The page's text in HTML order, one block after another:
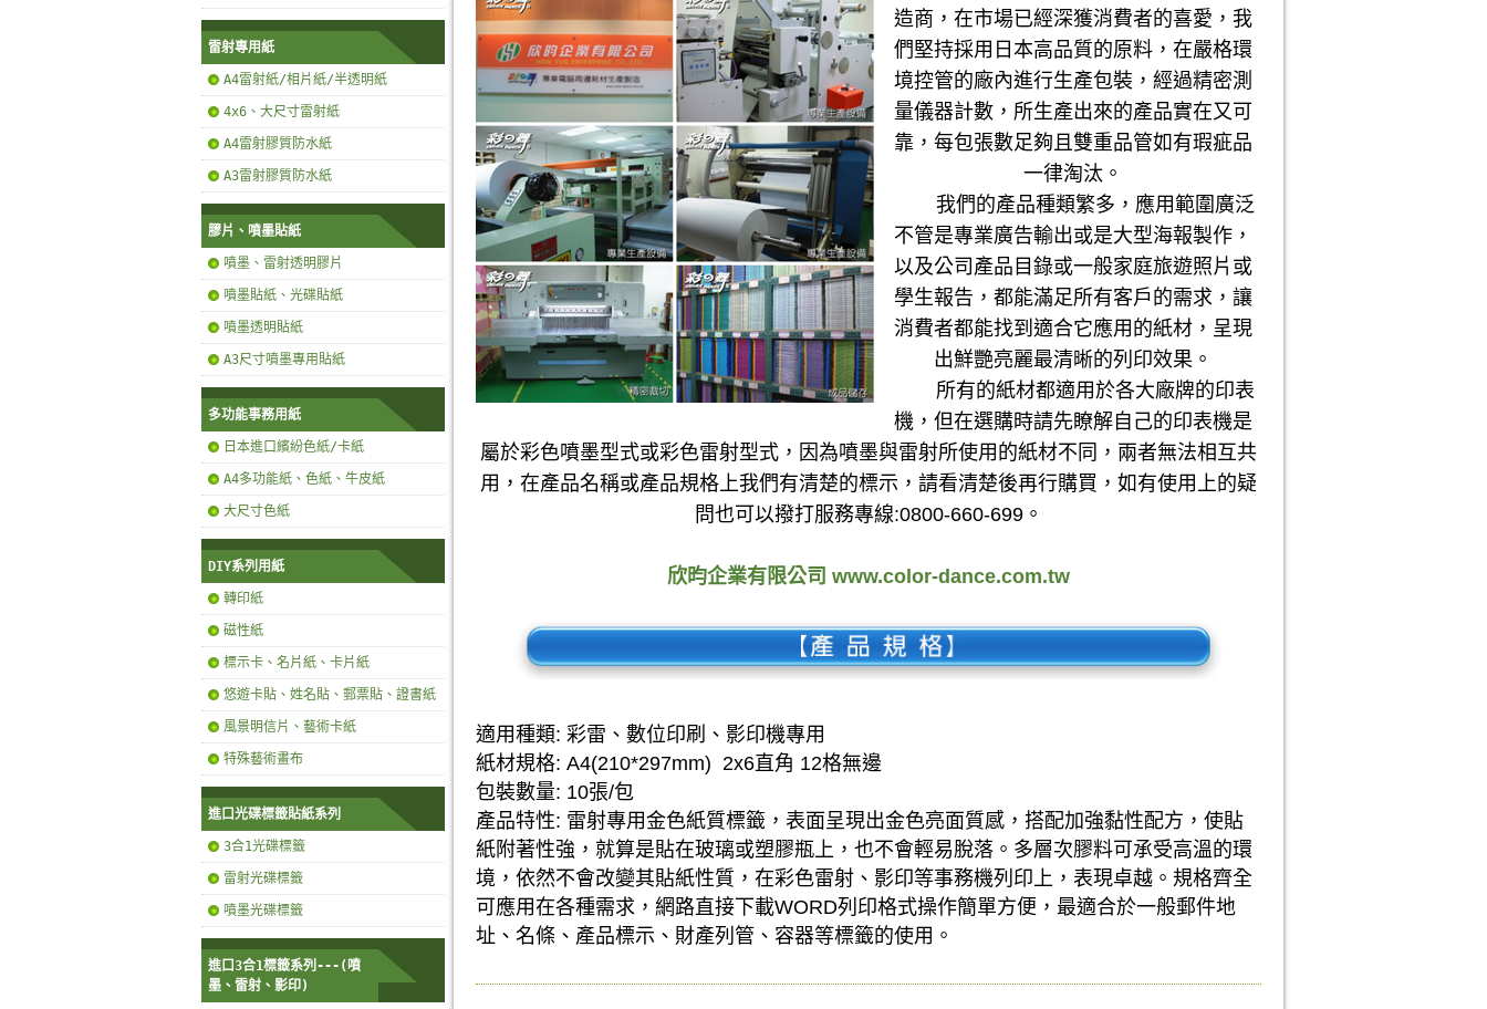
雷射專用紙
A4雷射紙/相片紙/半透明紙
4x6、大尺寸雷射紙
A4雷射膠質防水紙
A3雷射膠質防水紙
膠片、噴墨貼紙
噴墨、雷射透明膠片
噴墨貼紙、光碟貼紙
噴墨透明貼紙
A3尺寸噴墨專用貼紙
多功能事務用紙
日本進口繽紛色紙/卡紙
A4多功能紙、色紙、牛皮紙
大尺寸色紙
DIY系列用紙
轉印紙
磁性紙
標示卡、名片紙、卡片紙
悠遊卡貼、姓名貼、郵票貼、證書紙
風景明信片、藝術卡紙
特殊藝術畫布
進口光碟標籤貼紙系列
3合1光碟標籤
雷射光碟標籤
噴墨光碟標籤
進口3合1標籤系列---(噴
墨、雷射、影印)
造商，在市場已經深獲消費者的喜愛，我
們堅持採用日本高品質的原料，在嚴格環
境控管的廠內進行生產包裝，經過精密測
量儀器計數，所生產出來的產品實在又可
靠，每包張數足夠且雙重品管如有瑕疵品
一律淘汰。
我們的產品種類繁多，應用範圍廣泛
不管是專業廣告輸出或是大型海報製作，
以及公司產品目錄或一般家庭旅遊照片或
學生報告，都能滿足所有客戶的需求，讓
消費者都能找到適合它應用的紙材，呈現
出鮮艷亮麗最清晰的列印效果。
所有的紙材都適用於各大廠牌的印表
機，但在選購時請先瞭解自己的印表機是
屬於彩色噴墨型式或彩色雷射型式，因為噴墨與雷射所使用的紙材不同，兩者無法相互共
用，在產品名稱或產品規格上我們有清楚的標示，請看清楚後再行購買，如有使用上的疑
問也可以撥打服務專線:0800-660-699。
欣昀企業有限公司 www.color-dance.com.tw
適用種類: 彩雷、數位印刷、影印機專用
紙材規格: A4(210*297mm) 2x6直角 12格無邊
包裝數量: 10張/包
產品特性: 雷射專用金色紙質標籤，表面呈現出金色亮面質感，搭配加強黏性配方，使貼
紙附著性強，就算是貼在玻璃或塑膠瓶上，也不會輕易脫落。多層次膠料可承受高溫的環
境，依然不會改變其貼紙性質，在彩色雷射、影印等事務機列印上，表現卓越。規格齊全
可應用在各種需求，網路直接下載WORD列印格式操作簡單方便，最適合於一般郵件地
址、名條、產品標示、財產列管、容器等標籤的使用。